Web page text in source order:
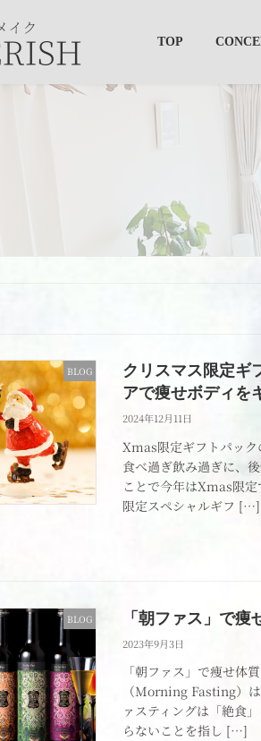
TOP
BLOG
クリスマス限定ギ
アで痩せボディを
2024年12月11日
Xmas限定ギフトパック
食べ過ぎ飲み過ぎに、
ことで今年はXmas限
限定スペシャルギフ […]
BLOG 「朝ファス」で痩
2023年9月3日
「朝ファス」で痩せ体
（Morning Fasting）
ァスティングは「絶食
らないことを指し […]